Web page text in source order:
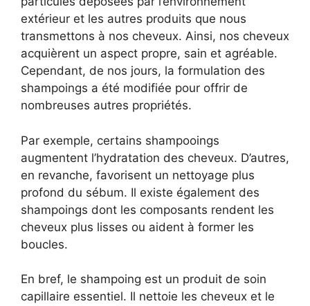
extérieur et les autres produits que nous
transmettons à nos cheveux. Ainsi, nos cheveux
acquièrent un aspect propre, sain et agréable.
Cependant, de nos jours, la formulation des
shampoings a été modifiée pour offrir de
nombreuses autres propriétés.
Par exemple, certains shampooings
augmentent l’hydratation des cheveux. D’autres,
en revanche, favorisent un nettoyage plus
profond du sébum. Il existe également des
shampoings dont les composants rendent les
cheveux plus lisses ou aident à former les
boucles.
En bref, le shampoing est un produit de soin
capillaire essentiel. Il nettoie les cheveux et le